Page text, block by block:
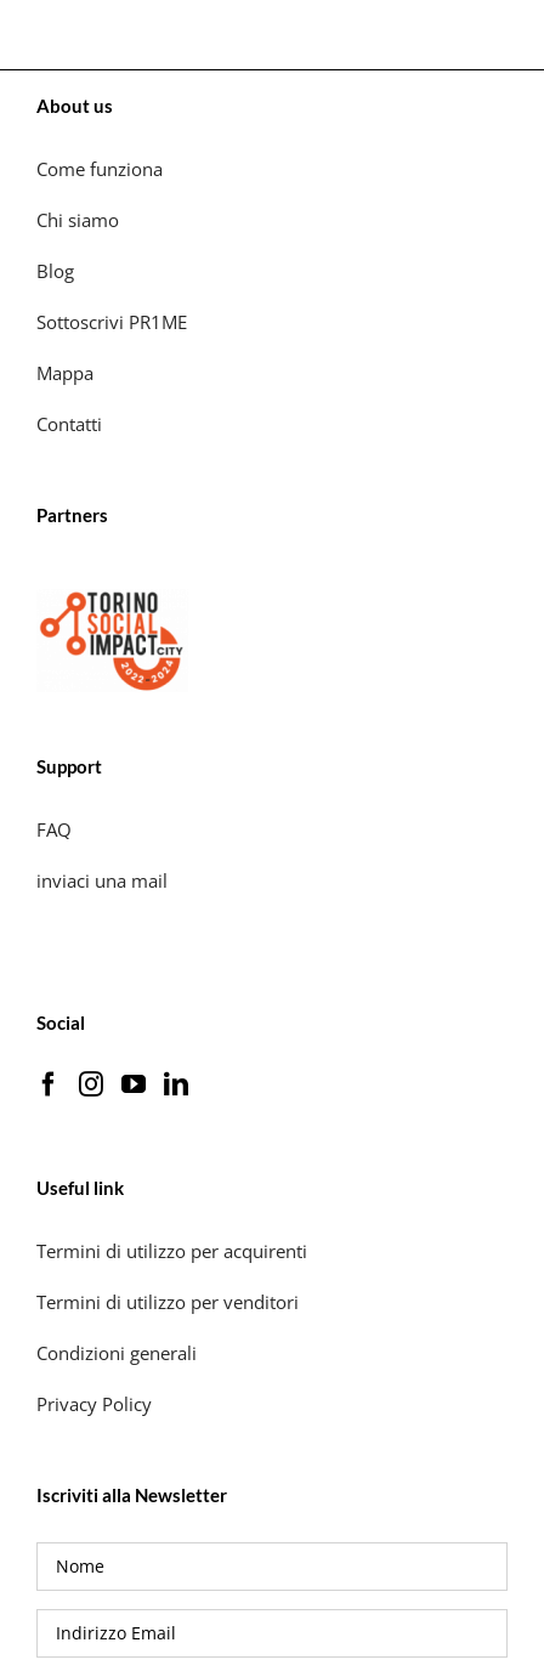
About us
Come funziona
Chi siamo
Blog
Sottoscrivi PR1ME
Mappa
Contatti
Partners
Support
FAQ
inviaci una mail
Social
Useful link
Termini di utilizzo per acquirenti
Termini di utilizzo per venditori
Condizioni generali
Privacy Policy
Iscriviti alla Newsletter